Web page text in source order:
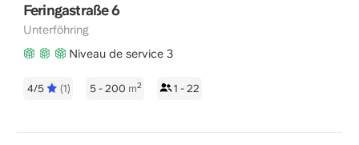
Feringastraße 6
Unterföhring
Niveau de service 3
4/5 (1) 5 - 200 m2 1 - 22